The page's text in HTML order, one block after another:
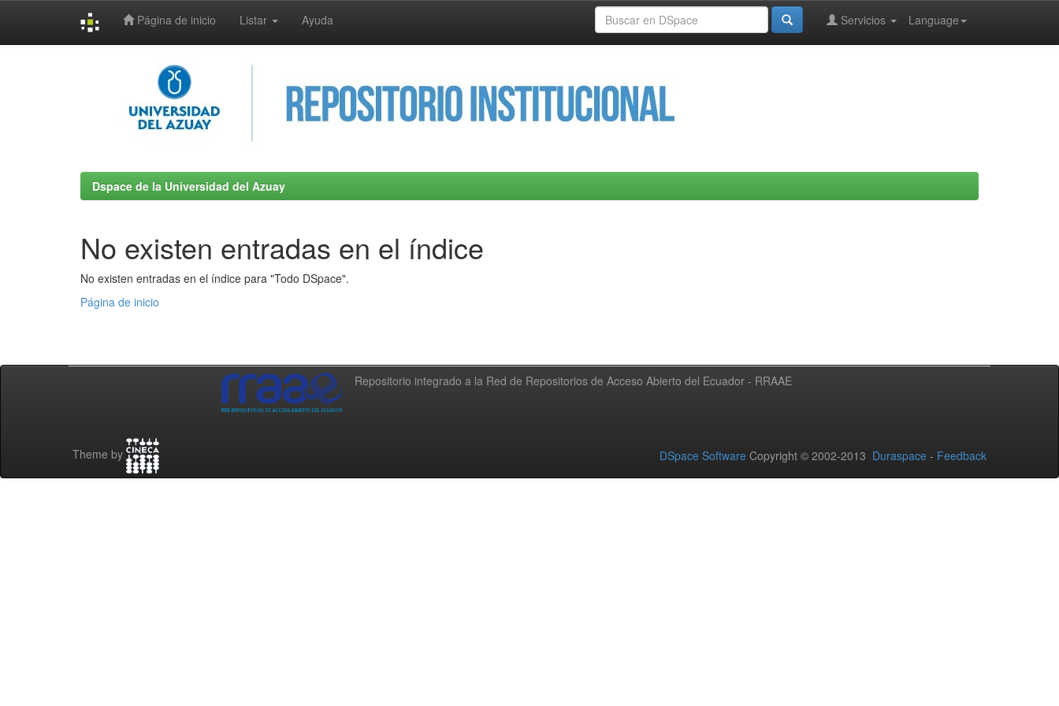
Página de inicio Listar Ayuda Language
Servicios
Dspace de la Universidad del Azuay
No existen entradas en el índice
No existen entradas en el índice para "Todo DSpace".
Página de inicio
Repositorio integrado a la Red de Repositorios de Acceso Abierto del Ecuador - RRAAE
Theme by DSpace Software Copyright © 2002-2013 Duraspace - Feedback